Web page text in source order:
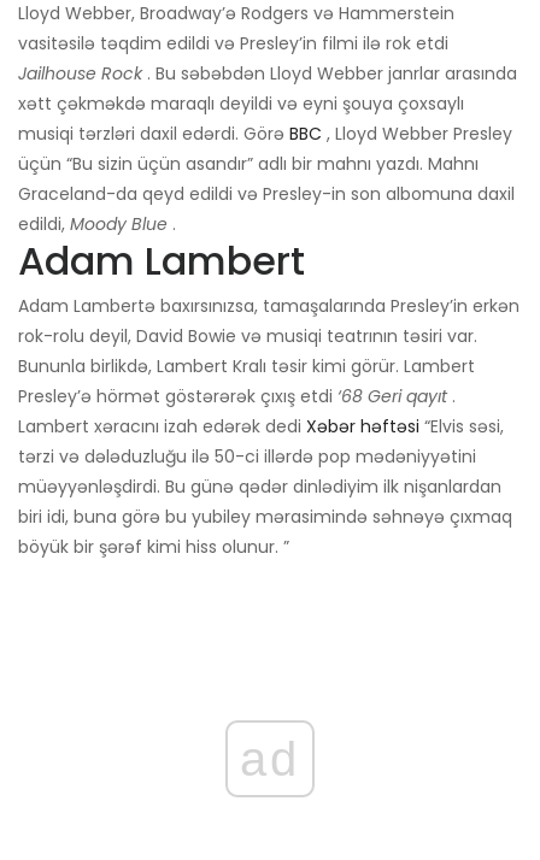
Lloyd Webber, Broadway’ə Rodgers və Hammerstein
vasitəsilə təqdim edildi və Presley’in filmi ilə rok etdi
Jailhouse Rock. Bu səbəbdən Lloyd Webber janrlar arasında
xətt çəkməkdə maraqlı deyildi və eyni şouya çoxsaylı
musiqi tərzləri daxil edərdi. Görə BBC , Lloyd Webber Presley
üçün “Bu sizin üçün asandır” adlı bir mahnı yazdı. Mahnı
Graceland-da qeyd edildi və Presley-in son albomuna daxil
edildi, Moody Blue .
Adam Lambert
Adam Lambertə baxırsınızsa, tamaşalarında Presley’in erkən
rok-rolu deyil, David Bowie və musiqi teatrının təsiri var.
Bununla birlikdə, Lambert Kralı təsir kimi görür. Lambert
Presley’ə hörmət göstərərək çıxış etdi ‘68 Geri qayıt.
Lambert xəracını izah edərək dedi Xəbər həftəsi “Elvis səsi,
tərzi və dələduzluğu ilə 50-ci illərdə pop mədəniyyətini
müəyyənləşdirdi. Bu günə qədər dinlədiyim ilk nişanlardan
biri idi, buna görə bu yubiley mərasimində səhnəyə çıxmaq
böyük bir şərəf kimi hiss olunur. ”
ad